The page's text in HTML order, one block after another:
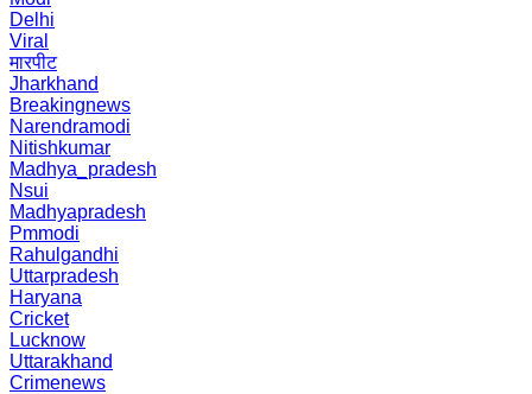
Delhi
Viral
मारपीट
Jharkhand
Breakingnews
Narendramodi
Nitishkumar
Madhya_pradesh
Nsui
Madhyapradesh
Pmmodi
Rahulgandhi
Uttarpradesh
Haryana
Cricket
Lucknow
Uttarakhand
Crimenews